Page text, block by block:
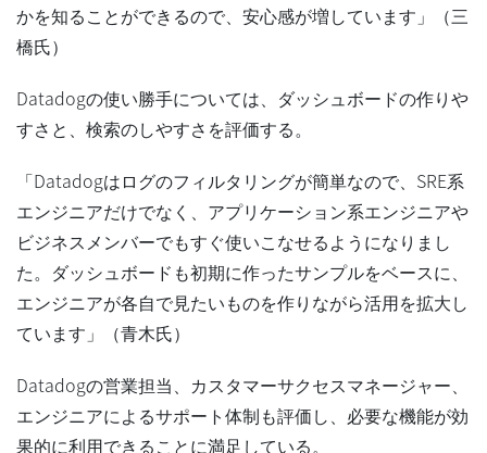
かを知ることができるので、安心感が増しています」（三
橋氏）
Datadogの使い勝手については、ダッシュボードの作りや
すさと、検索のしやすさを評価する。
「Datadogはログのフィルタリングが簡単なので、SRE系
エンジニアだけでなく、アプリケーション系エンジニアや
ビジネスメンバーでもすぐ使いこなせるようになりまし
た。ダッシュボードも初期に作ったサンプルをベースに、
エンジニアが各自で見たいものを作りながら活用を拡大し
ています」（青木氏）
Datadogの営業担当、カスタマーサクセスマネージャー、
エンジニアによるサポート体制も評価し、必要な機能が効
果的に利用できることに満足している。